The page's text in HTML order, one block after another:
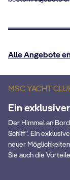
Alle Angebote
MSC YACHT
Ein
Der Himmel an
Schiff". Ein
neuer
Sie auch die
Von der